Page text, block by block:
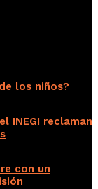
los niños?
INEGI reclaman
con un